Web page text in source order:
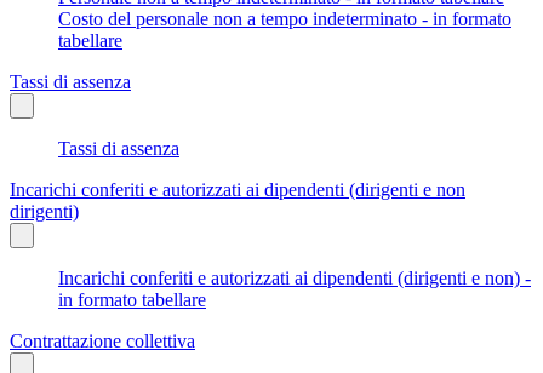
Costo del personale non a tempo indeterminato - in formato
tabellare
Tassi di assenza
Tassi di assenza
Incarichi conferiti e autorizzati ai dipendenti (dirigenti e non
dirigenti)
Incarichi conferiti e autorizzati ai dipendenti (dirigenti e non) -
in formato tabellare
Contrattazione collettiva